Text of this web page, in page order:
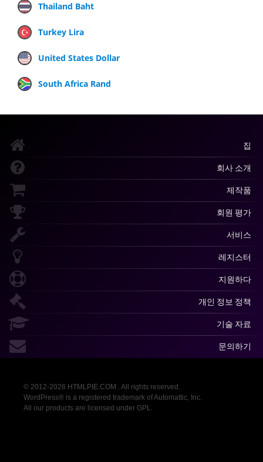
Thailand Baht
Turkey Lira
United States Dollar
South Africa Rand
집
회사 소개
제작품
회원 평가
서비스
레지스터
지원하다
개인 정보 정책
기술 자료
문의하기
© 2012-2026 HTMLPIE.COM . All rights reserved.
WordPress® is a registered trademark of Automattic, Inc.
All our products are licensed under GPL.